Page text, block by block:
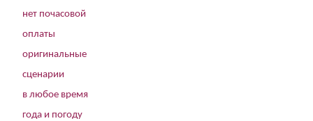
нет почасовой
оплаты
оригинальные
сценарии
в любое время
года и погоду